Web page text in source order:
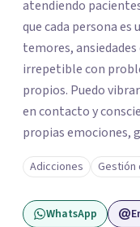
atendiendo pacientes en
que cada persona es
temores, ansiedades
irrepetible con
propios. Puedo
en contacto y
propias emociones,
llevado como parte
psicoterapeuta, lo
mejor. Nadie puede entender al otro si no se ha puesto en
contacto consigo mismo. Me gustaría
Adicciones Gestión
WhatsApp